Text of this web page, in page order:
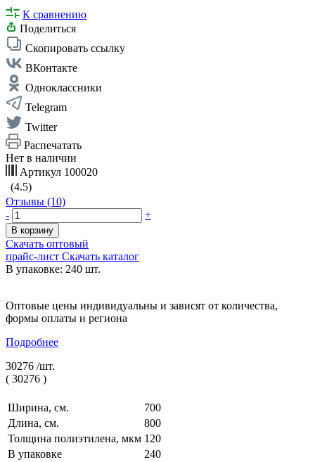
К сравнению
Поделиться
Скопировать ссылку
ВКонтакте
Одноклассники
Telegram
Twitter
Распечатать
Нет в наличии
Артикул 100020
(4.5)
Отзывы (10)
-
+
В корзину
Скачать оптовый
прайс-лист Скачать каталог
В упаковке: 240 шт.
Оптовые цены индивидуальны и зависят от количества,
формы оплаты и региона
Подробнее
30276 /шт.
( 30276 )
Ширина, см.
700
Длина, см.
800
Толщина полиэтилена, мкм 120
В упаковке
240